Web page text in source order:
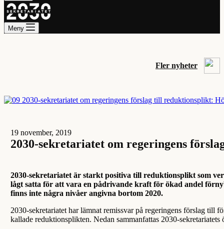
Meny
Fler nyheter
19 november, 2019
2030-sekretariatet om regeringens
2030-sekretariatet är starkt positiva till reduktionsplikt som
lågt satta för att vara en pådrivande kraft för ökad andel
finns inte några nivåer angivna bortom 2020.
2030-sekretariatet har lämnat remissvar på regeringens förslag till
kallade reduktionsplikten. Nedan sammanfattas 2030-